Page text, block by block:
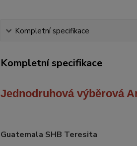
Kompletní specifikace
Kompletní specifikace
Jednodruhová výběrová
Guatemala SHB Teresita